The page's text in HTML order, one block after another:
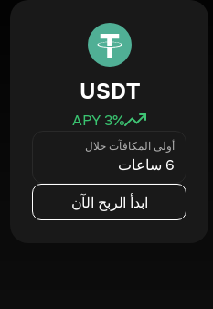
USDT
3% APY
أولى المكافآت خلال
6 ساعات
ابدأ الربح الآن